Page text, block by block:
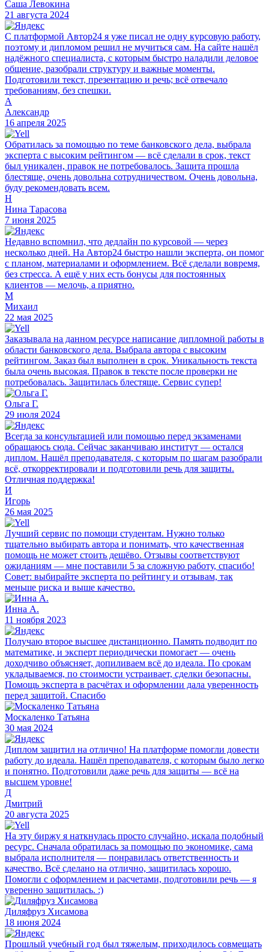
Саша Левокина
21 августа 2024
С платформой Автор24 я уже писал не одну курсовую работу,
поэтому и дипломом решил не мучиться сам. На сайте нашёл
надёжного специалиста, с которым быстро наладили деловое
общение, разобрали структуру и важные моменты.
Подготовили текст, презентацию и речь; всё отвечало
требованиям, без спешки.
А
Александр
16 апреля 2025
Обратилась за помощью по теме банковского дела, выбрала
эксперта с высоким рейтингом — всё сделали в срок, текст
был уникален, правок не потребовалось. Защита прошла
блестяще, очень довольна сотрудничеством. Очень довольна,
буду рекомендовать всем.
Н
Нина Тарасова
7 июня 2025
Недавно вспомнил, что дедлайн по курсовой — через
несколько дней. На Автор24 быстро нашли эксперта, он помог
с планом, материалами и оформлением. Всё сделали вовремя,
без стресса. А ещё у них есть бонусы для постоянных
клиентов — мелочь, а приятно.
М
Михаил
22 мая 2025
Заказывала на данном ресурсе написание дипломной работы в
области банковского дела. Выбрала автора с высоким
рейтингом. Заказ был выполнен в срок. Уникальность текста
была очень высокая. Правок в тексте после проверки не
потребовалась. Защитилась блестяще. Сервис супер!
Ольга Г.
29 июля 2024
Всегда за консультацией или помощью перед экзаменами
обращаюсь сюда. Сейчас заканчиваю институт — остался
диплом. Нашёл преподавателя, с которым по шагам разобрали
всё, откорректировали и подготовили речь для защиты.
Отличная поддержка!
И
Игорь
26 мая 2025
Лучший сервис по помощи студентам. Нужно только
тщательно выбирать автора и понимать, что качественная
помощь не может стоить дешёво. Отзывы соответствуют
ожиданиям — мне поставили 5 за сложную работу, спасибо!
Совет: выбирайте эксперта по рейтингу и отзывам, так
меньше риска и выше качество.
Инна А.
11 ноября 2023
Получаю второе высшее дистанционно. Память подводит по
математике, и эксперт периодически помогает — очень
доходчиво объясняет, допиливаем всё до идеала. По срокам
укладываемся, по стоимости устраивает, сделки безопасны.
Помощь эксперта в расчётах и оформлении дала уверенность
перед защитой. Спасибо
Москаленко Татьяна
30 мая 2024
Диплом защитил на отлично! На платформе помогли довести
работу до идеала. Нашёл преподавателя, с которым было легко
и понятно. Подготовили даже речь для защиты — всё на
высшем уровне!
Д
Дмитрий
20 августа 2025
На эту биржу я наткнулась просто случайно, искала подобный
ресурс. Сначала обратилась за помощью по экономике, сама
выбрала исполнителя — понравилась ответственность и
качество. Всё сделано на отлично, защитилась хорошо.
Помогли с оформлением и расчетами, подготовили речь — я
уверенно защитилась. :)
Диляфруз Хисамова
18 июня 2024
Прошлый учебный год был тяжелым, приходилось совмещать